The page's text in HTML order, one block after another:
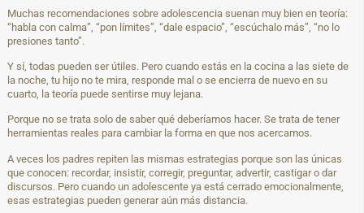
Muchas recomendaciones sobre adolescencia suenan muy bien en teoría:
“habla con calma”, “pon límites”, “dale espacio”, “escúchalo más”, “no lo
presiones tanto”.
Y sí, todas pueden ser útiles. Pero cuando estás en la cocina a las siete de
la noche, tu hijo no te mira, responde mal o se encierra de nuevo en su
cuarto, la teoría puede sentirse muy lejana.
Porque no se trata solo de saber qué deberíamos hacer. Se trata de tener
herramientas reales para cambiar la forma en que nos acercamos.
A veces los padres repiten las mismas estrategias porque son las únicas
que conocen: recordar, insistir, corregir, preguntar, advertir, castigar o dar
discursos. Pero cuando un adolescente ya está cerrado emocionalmente,
esas estrategias pueden generar aún más distancia.